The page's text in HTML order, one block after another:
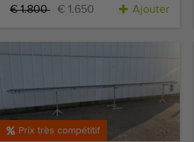
€ 1.800 € 1.650 Ajouter
Prix très compétitif